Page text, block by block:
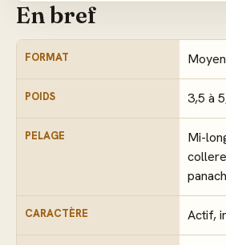
En bref
FORMAT
POIDS 3,5 à
PELAGE
Mi-
CARACTÈRE Actif,